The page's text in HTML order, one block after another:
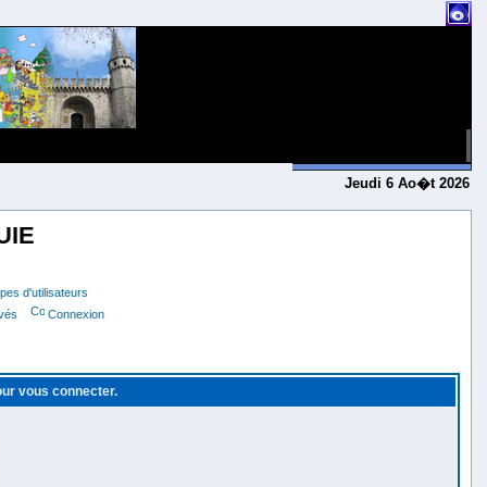
Jeudi 6 Ao�t 2026
d'utilisateurs
Connexion
vous connecter.